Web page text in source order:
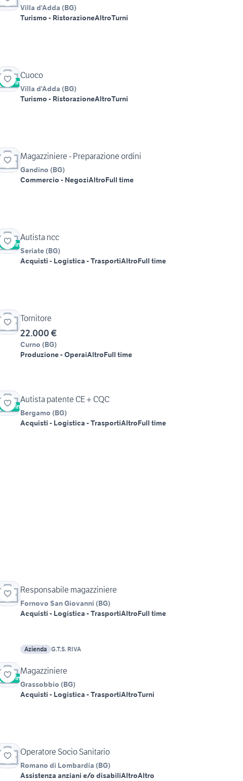
Villa d'Adda (BG)
Turismo - RistorazioneAltroTurni
Vetrina
Cuoco
Villa d'Adda (BG)
Turismo - RistorazioneAltroTurni
Magazziniere - Preparazione ordini
Gandino (BG)
Commercio - NegoziAltroFull time
Vetrina
Autista ncc
Seriate (BG)
Acquisti - Logistica - TrasportiAltroFull time
Tornitore
22.000 €
Curno (BG)
Produzione - OperaiAltroFull time
Vetrina
Autista patente CE + CQC
Bergamo (BG)
Acquisti - Logistica - TrasportiAltroFull time
Responsabile magazziniere
Fornovo San Giovanni (BG)
Acquisti - Logistica - TrasportiAltroFull time
Azienda G.T.S. RIVA
Vetrina
Magazziniere
Grassobbio (BG)
Acquisti - Logistica - TrasportiAltroTurni
Operatore Socio Sanitario
Romano di Lombardia (BG)
Assistenza anziani e/o disabiliAltroAltro